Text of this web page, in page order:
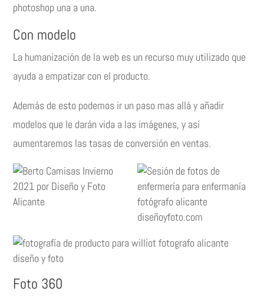
photoshop una a una.
Con modelo
La humanización de la web es un recurso muy utilizado que
ayuda a empatizar con el producto.
Además de esto podemos ir un paso mas allá y añadir
modelos que le darán vida a las imágenes, y así
aumentaremos las tasas de conversión en ventas.
Foto 360